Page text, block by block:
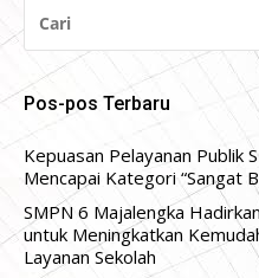
UNTUK:
Pos-pos Terbaru
Kepuasan Pelayanan Publik
Mencapai Kategori “Sangat
SMPN 6 Majalengka
untuk Meningkatkan
Layanan Sekolah